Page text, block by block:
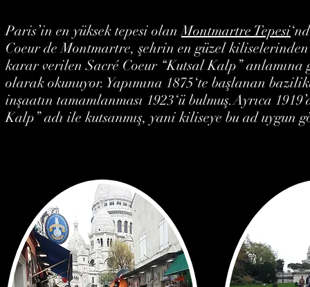
Paris’in en yüksek tepesi olanMontmartre Tepesi
Coeur de Montmartre, şehrin en güzel kiliselerinden
karar verilen Sacré Coeur “Kutsal Kalp” anlamına
olarak okunuyor. Yapımına 1875‘te başlanan
inşaatın tamamlanması 1923‘ü bulmuş.Ayrıca
Kalp” adı ile kutsanmış, yani kiliseye bu ad uygun